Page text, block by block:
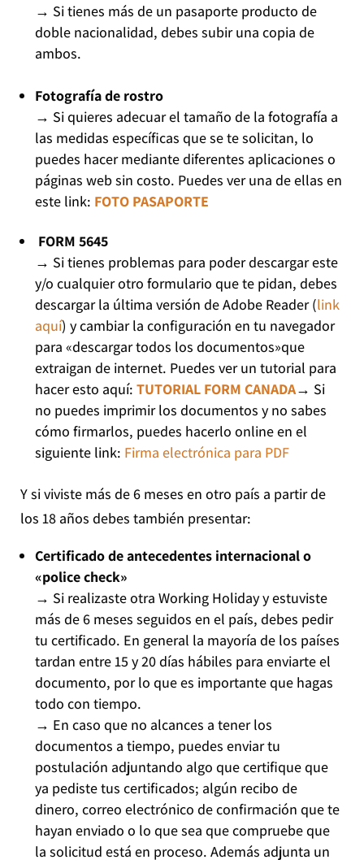
→ Si tienes más de un pasaporte producto de
doble nacionalidad, debes subir una copia de
ambos.
Fotografía de rostro
→ Si quieres adecuar el tamaño de la fotografía a
las medidas específicas que se te solicitan, lo
puedes hacer mediante diferentes aplicaciones o
páginas web sin costo. Puedes ver una de ellas en
este link: FOTO PASAPORTE
FORM 5645
→ Si tienes problemas para poder descargar este
y/o cualquier otro formulario que te pidan, debes
descargar la última versión de Adobe Reader (link
aquí) y cambiar la configuración en tu navegador
para «descargar todos los documentos»que
extraigan de internet. Puedes ver un tutorial para
hacer esto aquí: TUTORIAL FORM CANADA→ Si
no puedes imprimir los documentos y no sabes
cómo firmarlos, puedes hacerlo online en el
siguiente link: Firma electrónica para PDF
Y si viviste más de 6 meses en otro país a partir de
los 18 años debes también presentar:
Certificado de antecedentes internacional o
«police check»
→ Si realizaste otra Working Holiday y estuviste
más de 6 meses seguidos en el país, debes pedir
tu certificado. En general la mayoría de los países
tardan entre 15 y 20 días hábiles para enviarte el
documento, por lo que es importante que hagas
todo con tiempo.
→ En caso que no alcances a tener los
documentos a tiempo, puedes enviar tu
postulación adjuntando algo que certifique que
ya pediste tus certificados; algún recibo de
dinero, correo electrónico de confirmación que te
hayan enviado o lo que sea que compruebe que
la solicitud está en proceso. Además adjunta un